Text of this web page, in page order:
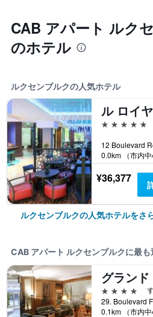
CAB アパート ルク
のホテル
ルクセンブルクの人気ホテル
5つ星
0.0km （市内中
¥36,377
ルクセンブルクの人気ホテルをさ
CAB アパート ルクセンブルクに最
4つ星
0.1km （市内中